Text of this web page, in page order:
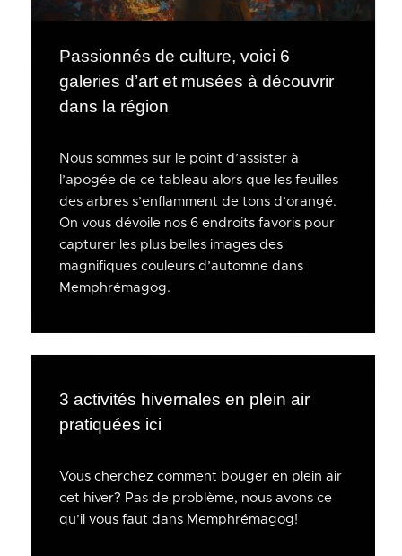
Passionnés de culture, voici 6
galeries d’art et musées à découvrir
dans la région
Nous sommes sur le point d’assister à
l’apogée de ce tableau alors que les feuilles
des arbres s’enflamment de tons d’orangé.
On vous dévoile nos 6 endroits favoris pour
capturer les plus belles images des
magnifiques couleurs d’automne dans
Memphrémagog.
3 activités hivernales en plein air
pratiquées ici
Vous cherchez comment bouger en plein air
cet hiver? Pas de problème, nous avons ce
qu’il vous faut dans Memphrémagog!